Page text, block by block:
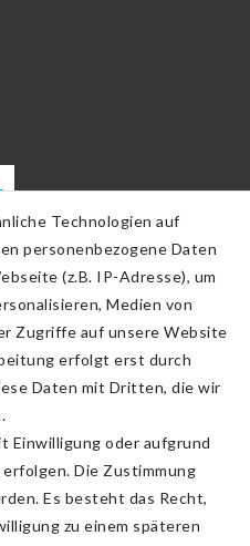
Technologien auf
personenbezogene Daten
(z.B. IP-Adresse), um
Medien von
Zugriffe auf unsere Website
erfolgt erst durch
Daten mit Dritten, die wir
Einwilligung oder aufgrund
Die Zustimmung
Es besteht das Recht,
zu einem späteren